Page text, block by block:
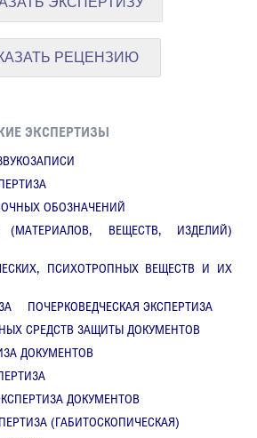
РЕЦЕНЗИЮ
ЭКСПЕРТИЗЫ
ОБОЗНАЧЕНИЙ
(МАТЕРИАЛОВ, ВЕЩЕСТВ, ИЗДЕЛИЙ)
ПСИХОТРОПНЫХ ВЕЩЕСТВ И ИХ
ПОЧЕРКОВЕДЧЕСКАЯ ЭКСПЕРТИЗА
СРЕДСТВ ЗАЩИТЫ ДОКУМЕНТОВ
ДОКУМЕНТОВ
ДОКУМЕНТОВ
(ГАБИТОСКОПИЧЕСКАЯ)